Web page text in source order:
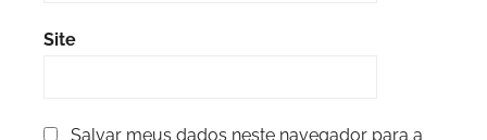
Site
Salvar meus dados neste navegador para a